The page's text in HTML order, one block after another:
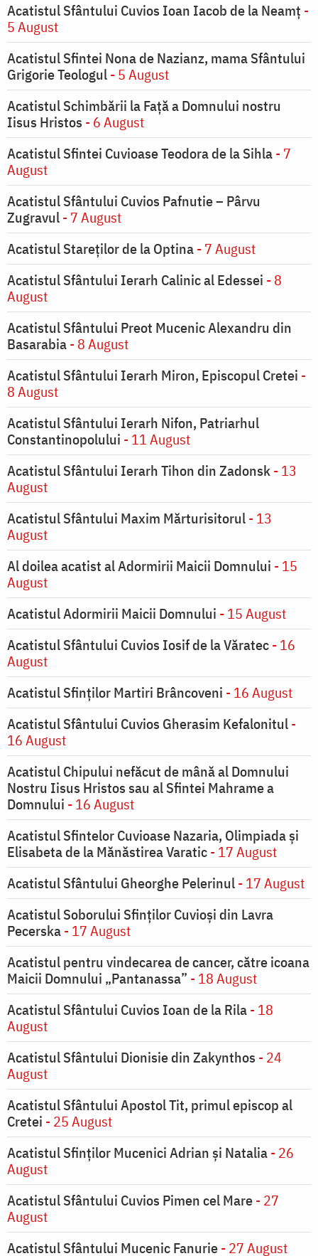
Acatistul Sfântului Cuvios Ioan Iacob de la Neamț -
5 August
Acatistul Sfintei Nona de Nazianz, mama Sfântului
Grigorie Teologul- 5 August
Acatistul Schimbării la Faţă a Domnului nostru
Iisus Hristos - 6 August
Acatistul Sfintei Cuvioase Teodora de la Sihla- 7
August
Acatistul Sfântului Cuvios Pafnutie – Pârvu
Zugravul- 7 August
Acatistul Stareţilor de la Optina- 7 August
Acatistul Sfântului Ierarh Calinic al Edessei - 8
August
Acatistul Sfântului Preot Mucenic Alexandru din
Basarabia- 8 August
Acatistul Sfântului Ierarh Miron, Episcopul Cretei -
8 August
Acatistul Sfântului Ierarh Nifon, Patriarhul
Constantinopolului - 11 August
Acatistul Sfântului Ierarh Tihon din Zadonsk- 13
August
Acatistul Sfântului Maxim Mărturisitorul- 13
August
Al doilea acatist al Adormirii Maicii Domnului - 15
August
Acatistul Adormirii Maicii Domnului - 15 August
Acatistul Sfântului Cuvios Iosif de la Văratec- 16
August
Acatistul Sfinților Martiri Brâncoveni - 16 August
Acatistul Sfântului Cuvios Gherasim Kefalonitul-
16 August
Acatistul Chipului nefăcut de mână al Domnului
Nostru Iisus Hristos sau al Sfintei Mahrame a
Domnului - 16 August
Acatistul Sfintelor Cuvioase Nazaria, Olimpiada și
Elisabeta de la Mănăstirea Varatic- 17 August
Acatistul Sfântului Gheorghe Pelerinul- 17 August
Acatistul Soborului Sfinților Cuvioși din Lavra
Pecerska- 17 August
Acatistul pentru vindecarea de cancer, către icoana
Maicii Domnului „Pantanassa” - 18 August
Acatistul Sfântului Cuvios Ioan de la Rila- 18
August
Acatistul Sfântului Dionisie din Zakynthos - 24
August
Acatistul Sfântului Apostol Tit, primul episcop al
Cretei - 25 August
Acatistul Sfinților Mucenici Adrian și Natalia- 26
August
Acatistul Sfântului Cuvios Pimen cel Mare- 27
August
Acatistul Sfântului Mucenic Fanurie- 27 August